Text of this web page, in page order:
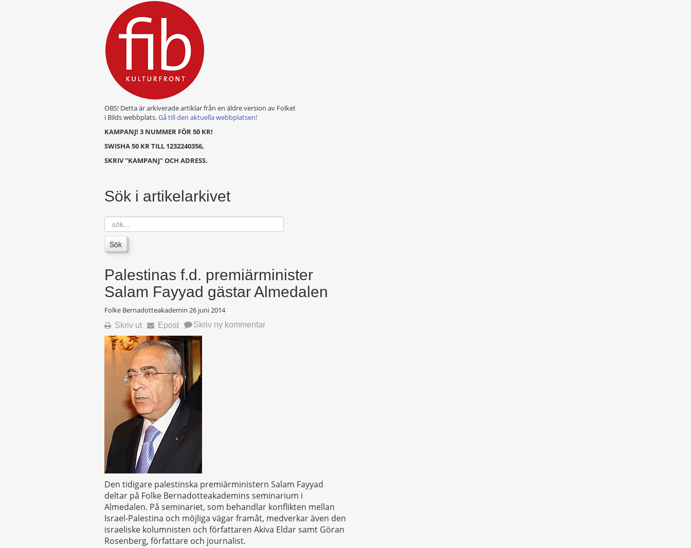
OBS! Detta är arkiverade artiklar från en äldre version av Folket
i Bilds webbplats.Gå till den aktuella webbplatsen!
KAMPANJ! 3 NUMMER FÖR 50 KR!
SWISHA 50 KR TILL 1232240356,
SKRIV "KAMPANJ" OCH ADRESS.
Sök i artikelarkivet
sök...
Sök
Palestinas f.d. premiärminister
Salam Fayyad gästar Almedalen
Folke Bernadotteakademin 26 juni 2014
Skriv ut Epost Skriv ny kommentar
Den tidigare palestinska premiärministern Salam Fayyad
deltar på Folke Bernadotteakademins seminarium i
Almedalen. På seminariet, som behandlar konflikten mellan
Israel-Palestina och möjliga vägar framåt, medverkar även den
israeliske kolumnisten och författaren Akiva Eldar samt Göran
Rosenberg, författare och journalist.